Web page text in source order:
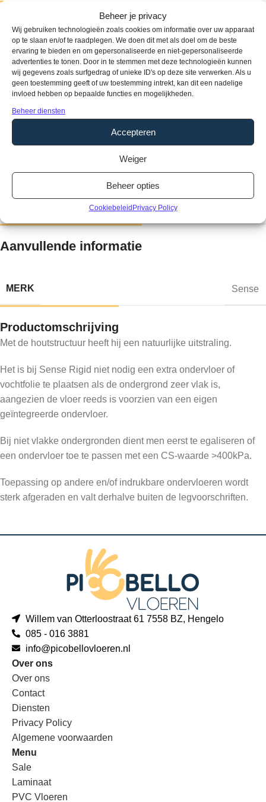
Beheer je privacy
Wij gebruiken technologieën zoals cookies om informatie over uw apparaat
op te slaan en/of te raadplegen. We doen dit met als doel om de beste
ervaring te bieden en om gepersonaliseerde en niet-gepersonaliseerde
advertenties te tonen. Door in te stemmen met deze technologieën kunnen
wij gegevens zoals surfgedrag of unieke ID's op deze site verwerken. Als u
geen toestemming geeft of uw toestemming intrekt, kan dit een nadelige
invloed hebben op bepaalde functies en mogelijkheden.
Beheer diensten
Accepteren
Weiger
Beheer opties
Cookiebeleid Privacy Policy
Producteigenschappen
Soort vloer:Rigid Click
Pakinhoud:2,21 m2
Aantal planken per pak:
Dikte: 6 mm
Breedte:22,5 cm
Lengte:123 cm
Gebruikersklasse:
Fabrieksgarantie:15 jaar
Geschikt
Waterbestendig:Ja
Type / style:
Aanvullende informatie
MERK Sense
Productomschrijving
Met de houtstructuur heeft hij een natuurlijke uitstraling.
Het is bij Sense Rigid niet nodig een extra ondervloer of
vochtfolie te plaatsen als de ondergrond zeer vlak is,
aangezien de vloer reeds is voorzien van een eigen
geïntegreerde ondervloer.
Bij niet vlakke ondergronden dient men eerst te egaliseren of
een ondervloer toe te passen met een CS-waarde >400kPa.
Toepassing op andere en/of indrukbare ondervloeren wordt
sterk afgeraden en valt derhalve buiten de legvoorschriften.
Willem van Otterloostraat 61 7558 BZ, Hengelo
085 - 016 3881
info@picobellovloeren.nl
Over ons
Over ons
Contact
Diensten
Privacy Policy
Algemene voorwaarden
Menu
Sale
Laminaat
PVC Vloeren